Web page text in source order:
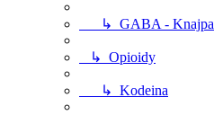
↳ GABA - Knajpa
↳ Opioidy
↳ Kodeina